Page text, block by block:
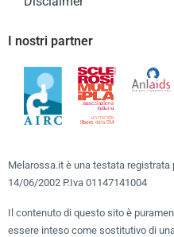
I nostri partner
Melarossa.it è una testata registrata
14/06/2002 P.Iva 01147141004
Il contenuto di questo sito è
essere inteso come sostitutivo di